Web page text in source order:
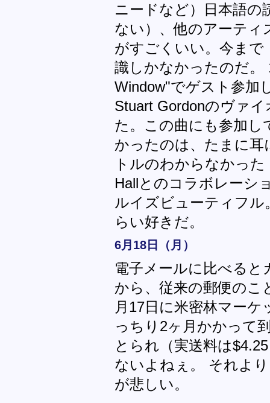
ニードなど）日本語
ない）、他のアーティ
がすごくいい。今まで
識しかなかったのだ。
Window"でゲスト参加
Stuart Gordonのヴァ
た。この曲にも参加
かったのは、たまに
トルのわからなかった
Hallとのコラボレーシ
ルイズビューティフ
らい好きだ。
6月18日（月）
電子メールに比べる
から、従来の郵便のこ
月17日に米密林マー
っちり2ヶ月かかって
とられ（実送料は
ないよねぇ。 それよ
が悲しい。